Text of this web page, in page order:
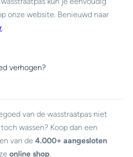
onze website. Benieuwd naar
verhogen?
van de wasstraatpas niet
wassen? Koop dan een
van de 4.000+ aangesloten
online shop